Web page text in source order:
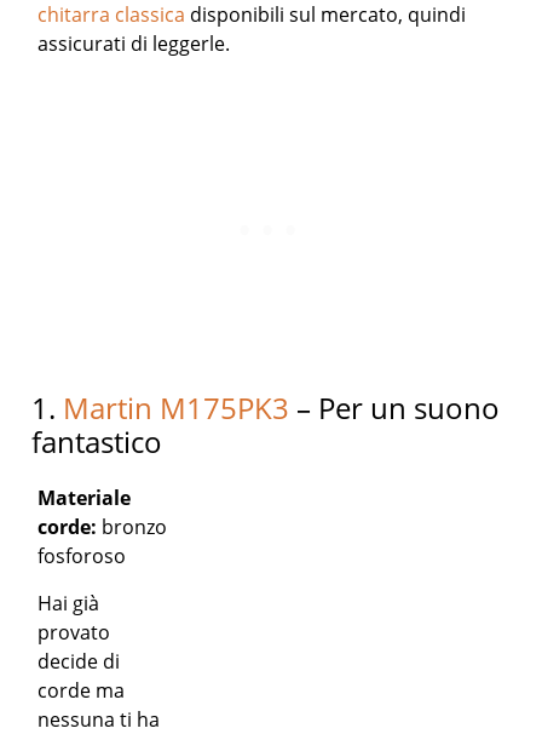
chitarra classica disponibili sul mercato, quindi
assicurati di leggerle.
1. Martin M175PK3 – Per un suono
fantastico
Materiale
corde: bronzo
fosforoso
Hai già
provato
decide di
corde ma
nessuna ti ha